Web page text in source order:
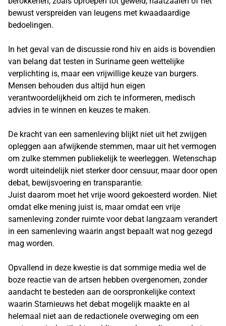
bewust verspreiden van leugens met kwaadaardige
bedoelingen.
In het geval van de discussie rond hiv en aids is bovendien
van belang dat testen in Suriname geen wettelijke
verplichting is, maar een vrijwillige keuze van burgers.
Mensen behouden dus altijd hun eigen
verantwoordelijkheid om zich te informeren, medisch
advies in te winnen en keuzes te maken.
De kracht van een samenleving blijkt niet uit het zwijgen
opleggen aan afwijkende stemmen, maar uit het vermogen
om zulke stemmen publiekelijk te weerleggen. Wetenschap
wordt uiteindelijk niet sterker door censuur, maar door open
debat, bewijsvoering en transparantie.
Juist daarom moet het vrije woord gekoesterd worden. Niet
omdat elke mening juist is, maar omdat een vrije
samenleving zonder ruimte voor debat langzaam verandert
in een samenleving waarin angst bepaalt wat nog gezegd
mag worden.
Opvallend in deze kwestie is dat sommige media wel de
boze reactie van de artsen hebben overgenomen, zonder
aandacht te besteden aan de oorspronkelijke context
waarin Starnieuws het debat mogelijk maakte en al
helemaal niet aan de redactionele overweging om een